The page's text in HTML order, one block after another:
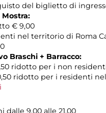
del biglietto di
€ 9,00
nel territorio di Roma
Braschi + Barracco:
ridotto per i non
ridotto per i residenti
9.00 alle 21.00